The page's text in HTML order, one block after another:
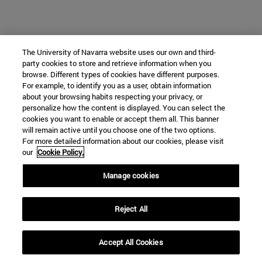
The University of Navarra website uses our own and third-
party cookies to store and retrieve information when you
browse. Different types of cookies have different purposes.
For example, to identify you as a user, obtain information
about your browsing habits respecting your privacy, or
personalize how the content is displayed. You can select the
cookies you want to enable or accept them all. This banner
will remain active until you choose one of the two options.
For more detailed information about our cookies, please visit
our Cookie Policy.
Manage cookies
Reject All
Accept All Cookies